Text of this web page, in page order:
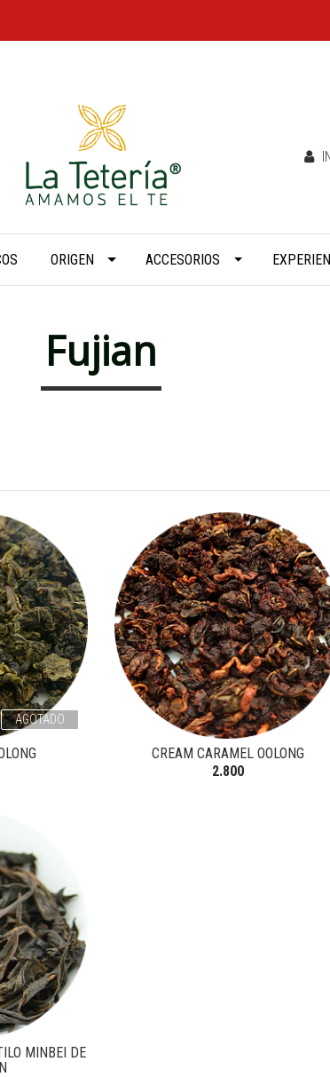
ORIGEN ACCESORIOS
Fujian
AGOTADO
CREAM CARAMEL OOLONG
2.800
MINBEI DE